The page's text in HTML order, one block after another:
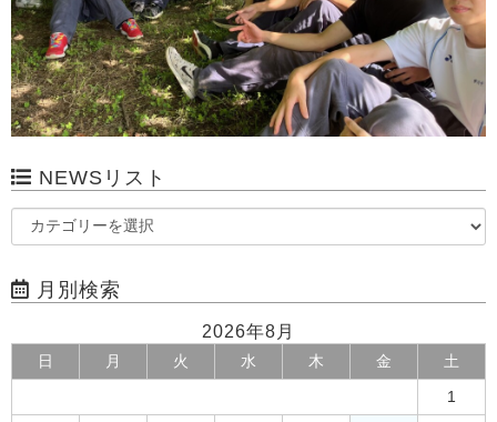
NEWSリスト
月別検索
2026年8月
日 月 火 水 木 金 土
1